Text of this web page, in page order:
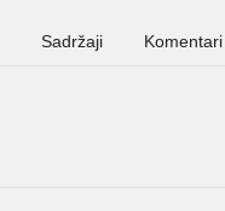
Sadržaji Komentari